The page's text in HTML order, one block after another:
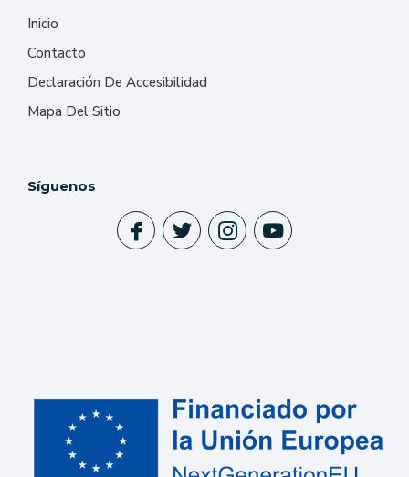
Inicio
Contacto
Declaración De Accesibilidad
Mapa Del Sitio
Síguenos